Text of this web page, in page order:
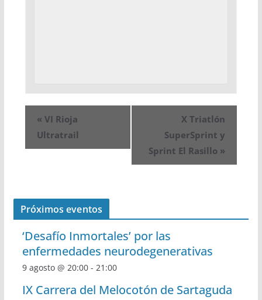
« VI Rioja
Ultratrail
X Triatlón
SuperSprint y
Sprint El Rasillo »
Próximos eventos
‘Desafío Inmortales’ por las
enfermedades neurodegenerativas
9 agosto @ 20:00- 21:00
IX Carrera del Melocotón de Sartaguda